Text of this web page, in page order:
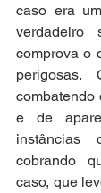
caso era
verdadeiro
comprova o
combatendo
e de
instâncias
cobrando
caso, que